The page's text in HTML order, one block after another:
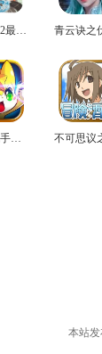
秋之回忆2最新版
奥奇传说手机版
本站